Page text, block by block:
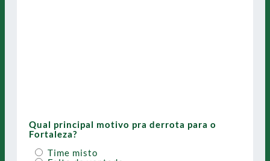
Qual principal motivo pra derrota para o
Fortaleza?
Time misto